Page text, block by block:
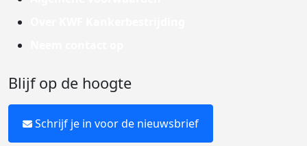
Blijf op de hoogte
Schrijf je in voor de nieuwsbrief